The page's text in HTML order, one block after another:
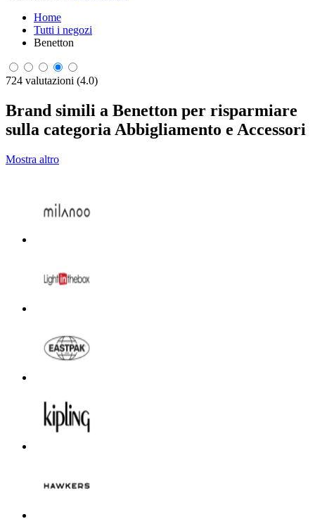
Home
Tutti i negozi
Benetton
724 valutazioni (4.0)
Brand simili a Benetton per risparmiare
sulla categoria Abbigliamento e Accessori
Mostra altro